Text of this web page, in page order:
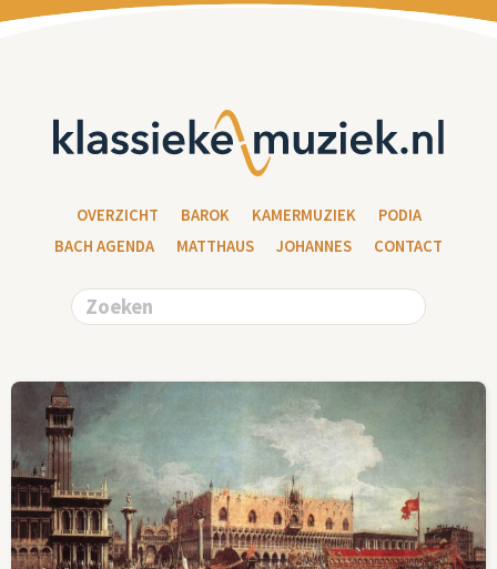
OVERZICHT BAROK KAMERMUZIEK
PODIA
BACH AGENDA
MATTHAUS JOHANNES CONTACT